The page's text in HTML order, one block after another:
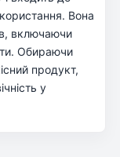
Вона
включаючи
Обираючи
продукт,
у